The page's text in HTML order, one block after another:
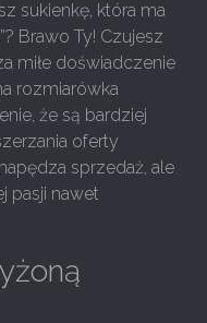
sukienkę, która ma
Brawo Ty! Czujesz
miłe doświadczenie
rozmiarówka
że są bardziej
oferty
sprzedaż, ale
pasji nawet